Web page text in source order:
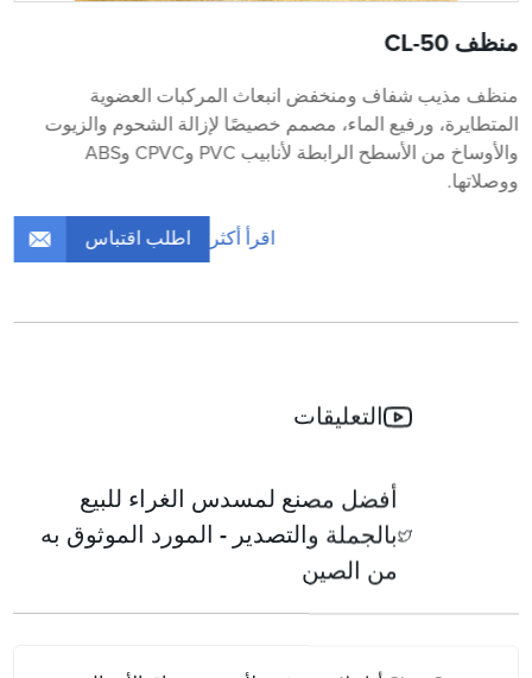
منظف ​​CL-50
منظف ​​مذيب شفاف ومنخفض انبعاث المركبات العضوية
المتطايرة، ورفيع الماء، مصمم خصيصًا لإزالة الشحوم والزيوت
والأوساخ من الأسطح الرابطة لأنابيب PVC وCPVC وABS
ووصلاتها.
اقرأ أكثر اطلب اقتباس
التعليقات
أفضل مصنع لمسدس الغراء للبيع
بالجملة والتصدير - المورد الموثوق به
من الصين